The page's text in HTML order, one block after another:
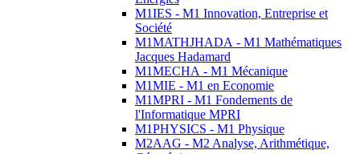
M1IES - M1 Innovation, Entreprise et
Société
M1MATHJHADA - M1 Mathématiques
Jacques Hadamard
M1MECHA - M1 Mécanique
M1MIE - M1 en Economie
M1MPRI - M1 Fondements de
l'Informatique MPRI
M1PHYSICS - M1 Physique
M2AAG - M2 Analyse, Arithmétique,